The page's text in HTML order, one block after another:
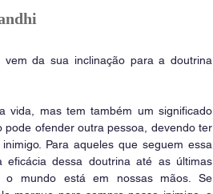
da sua inclinação para a doutrina
vida, mas tem também um significado
pode ofender outra pessoa, devendo ter
Para aqueles que seguem essa
eficácia dessa doutrina até as últimas
o mundo está em nossas mãos. Se